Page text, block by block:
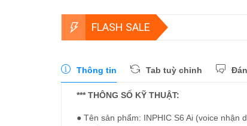
FLASH SALE
Thông tin Tab tuỳ chỉnh
*** THÔNG SỐ KỸ THUẬT:
● Tên sản phẩm: INPHIC S6 Ai (voice nhận